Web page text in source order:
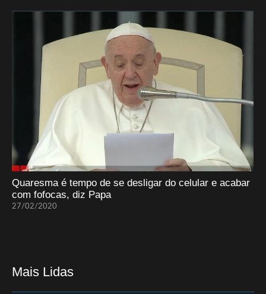
Quaresma é tempo de se desligar do celular e acabar
com fofocas, diz Papa
27/02/2020
Mais Lidas